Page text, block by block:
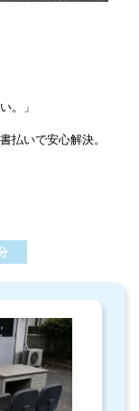
。」
払いで安心解決。